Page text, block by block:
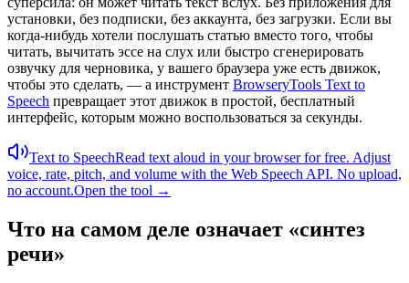
установки, без подписки, без аккаунта, без загрузки. Если вы
когда-нибудь хотели послушать статью вместо того, чтобы
читать, вычитать эссе на слух или быстро сгенерировать
озвучку для черновика, у вашего браузера уже есть движок,
чтобы это сделать, — а инструмент BrowseryTools Text to
Speech превращает этот движок в простой, бесплатный
интерфейс, которым можно воспользоваться за секунды.
Text to SpeechRead text aloud in your browser for free. Adjust
voice, rate, pitch, and volume with the Web Speech API. No upload,
no account.Open the tool →
Что на самом деле означает «синтез
речи»